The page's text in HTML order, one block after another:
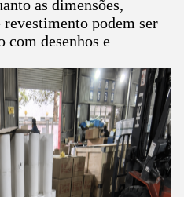
as dimensões,
podem ser
com desenhos e